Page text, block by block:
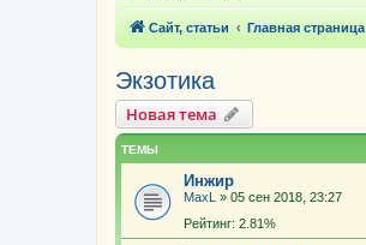
Сайт, статьи Главная страница
Экзотика
Новая тема
ТЕМЫ
Инжир
MaxL » 05 сен 2018, 23:27
Рейтинг: 2.81%